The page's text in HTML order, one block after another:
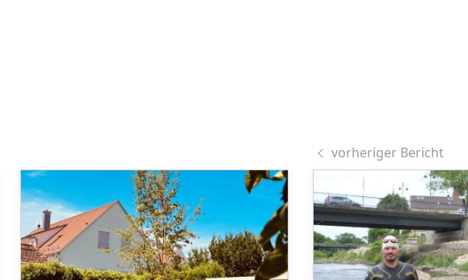
vorheriger Bericht